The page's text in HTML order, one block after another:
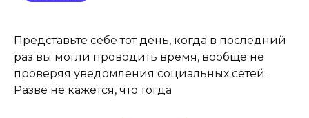
Представьте себе тот день, когда в последний
раз вы могли проводить время, вообще не
проверяя уведомления социальных сетей.
Разве не кажется, что тогда